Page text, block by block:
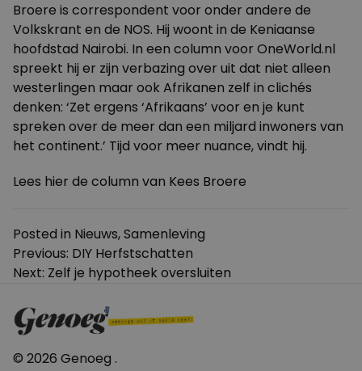
Broere is correspondent voor onder andere de
Volkskrant en de NOS. Hij woont in de Keniaanse
hoofdstad Nairobi. In een column voor OneWorld.nl
spreekt hij er zijn verbazing over uit dat niet alleen
westerlingen maar ook Afrikanen zelf in clichés
denken: ‘Zet ergens ‘Afrikaans’ voor en je kunt
spreken over de meer dan een miljard inwoners van
het continent.’ Tijd voor meer nuance, vindt hij.
Lees hier de column van Kees Broere
Posted in Nieuws,Samenleving
Bericht
navigatie
Previous: DIY Herfstschatten
Next: Zelf je hypotheek oversluiten
© 2026 Genoeg .